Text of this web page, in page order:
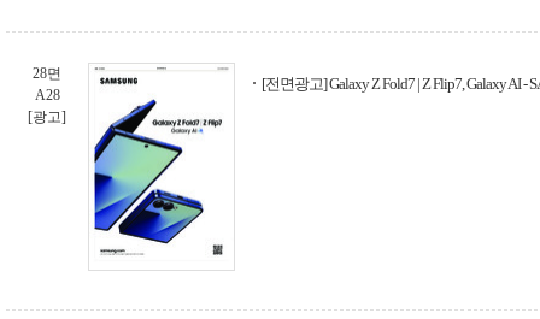
28면
A28
[광고]
[전면광고] Galaxy Z Fold7 | Z Flip7, Galaxy AI -